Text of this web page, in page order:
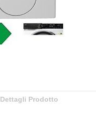
Dettagli Prodotto